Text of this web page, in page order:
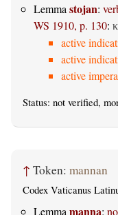
Lemmastojan:
WS 1910, p. 130:
active
active
active
Status: not verified,
↑ Token: mannan
Codex Vaticanus
Lemma manna: